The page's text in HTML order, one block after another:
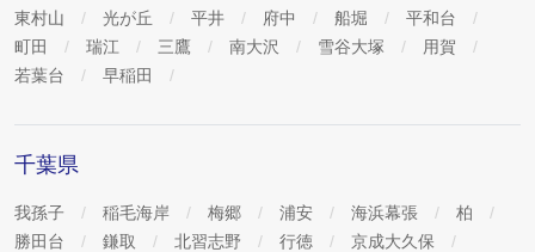
東村山
光が丘 平井 府中 船堀
平和台
町田
瑞江 三鷹 南大沢 雪谷大塚
用賀
若葉台
早稲田
千葉県
我孫子 稲毛海岸 梅郷 浦安 海浜幕張
柏
勝田台
鎌取 北習志野 行徳
京成大久保